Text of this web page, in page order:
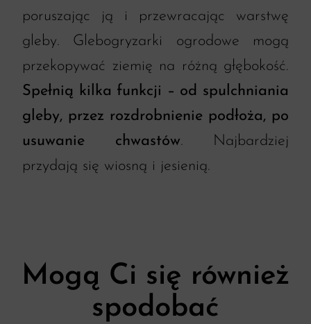
poruszając ją i przewracając warstwę
gleby. Glebogryzarki ogrodowe mogą
przekopywać ziemię na różną głębokość.
Spełnią kilka funkcji – od spulchniania
gleby, przez rozdrobnienie podłoża, po
usuwanie chwastów. Najbardziej
przydają się wiosną i jesienią.
Mogą Ci się również
spodobać